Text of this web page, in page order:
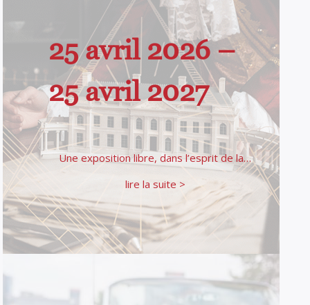
25 avril 2026 –
25 avril 2027
Une exposition libre, dans l’esprit de la…
lire la suite >